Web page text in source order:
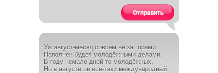
Отправить
Уж август-месяц совсем не за горами,
Наполнен будет молодёжными делами.
В году немало дней-то молодёжных,
Но в августе он всё-таки международный.